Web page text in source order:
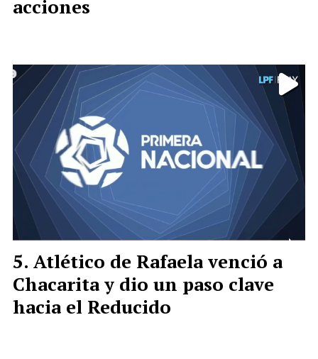
acciones
Atlético de Rafaela venció a
Chacarita y dio un paso clave
hacia el Reducido